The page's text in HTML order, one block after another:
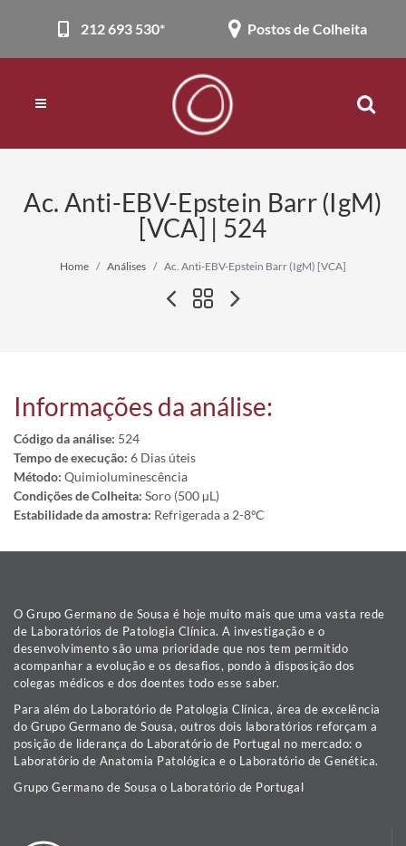
212 693 530* Postos de Colheita
Ac. Anti-EBV-Epstein Barr (IgM)
[VCA] | 524
Home Análises Ac. Anti-EBV-Epstein Barr (IgM) [VCA]
Informações da análise:
Código da análise: 524
Tempo de execução: 6 Dias úteis
Método: Quimioluminescência
Condições de Colheita: Soro (500 µL)
Estabilidade da amostra: Refrigerada a 2-8ºC
O Grupo Germano de Sousa é hoje muito mais que uma vasta rede
de Laboratórios de Patologia Clínica. A investigação e o
desenvolvimento são uma prioridade que nos tem permitido
acompanhar a evolução e os desafios, pondo à disposição dos
colegas médicos e dos doentes todo esse saber.
Para além do Laboratório de Patologia Clínica, área de excelência
do Grupo Germano de Sousa, outros dois laboratórios reforçam a
posição de liderança do Laboratório de Portugal no mercado: o
Laboratório de Anatomia Patológica e o Laboratório de Genética.
Grupo Germano de Sousa o Laboratório de Portugal